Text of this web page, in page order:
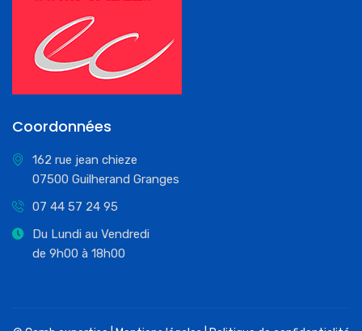
Coordonnées
162 rue jean chieze
07500 Guilherand Granges
07 44 57 24 95
Du Lundi au Vendredi
de 9h00 à 18h00